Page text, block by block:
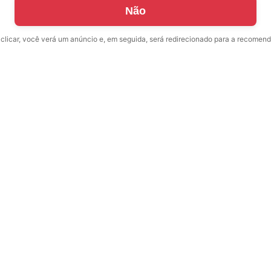
Não
você verá um anúncio e, em seguida, será redirecionado para a